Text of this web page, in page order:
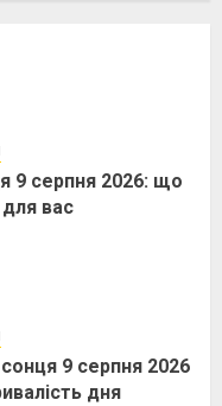
9 серпня 2026: що
вас
сонця 9 серпня 2026
дня